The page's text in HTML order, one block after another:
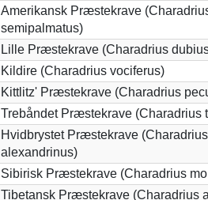
Amerikansk Præstekrave
semipalmatus)
Lille Præstekrave (Charadrius
Kildire (Charadrius vociferus)
Kittlitz' Præstekrave (Charadrius
Trebåndet Præstekrave (Charadrius
Hvidbrystet Præstekrave (Charadrius
alexandrinus)
Sibirisk Præstekrave (Charadrius
Tibetansk Præstekrave (Charadrius